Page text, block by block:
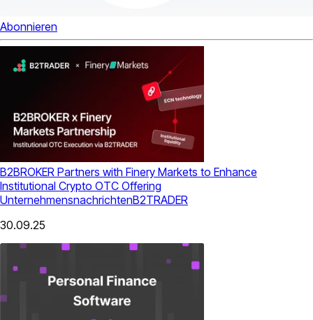
Abonnieren
B2BROKER Partners with Finery Markets to Enhance
Institutional Crypto OTC Offering
UnternehmensnachrichtenB2TRADER
30.09.25